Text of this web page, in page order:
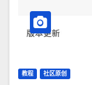
教程 社区原创